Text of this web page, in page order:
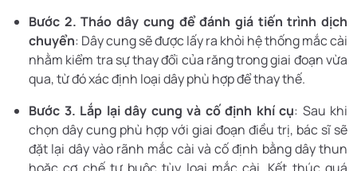
Bước 2. Tháo dây cung để đánh giá tiến trình dịch
chuyển: Dây cung sẽ được lấy ra khỏi hệ thống mắc cài
nhằm kiểm tra sự thay đổi của răng trong giai đoạn vừa
qua, từ đó xác định loại dây phù hợp để thay thế.
Bước 3. Lắp lại dây cung và cố định khí cụ: Sau khi
chọn dây cung phù hợp với giai đoạn điều trị, bác sĩ sẽ
đặt lại dây vào rãnh mắc cài và cố định bằng dây thun